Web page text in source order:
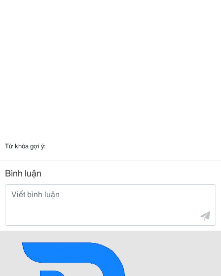
Từ khóa gợi ý:
Bình luận